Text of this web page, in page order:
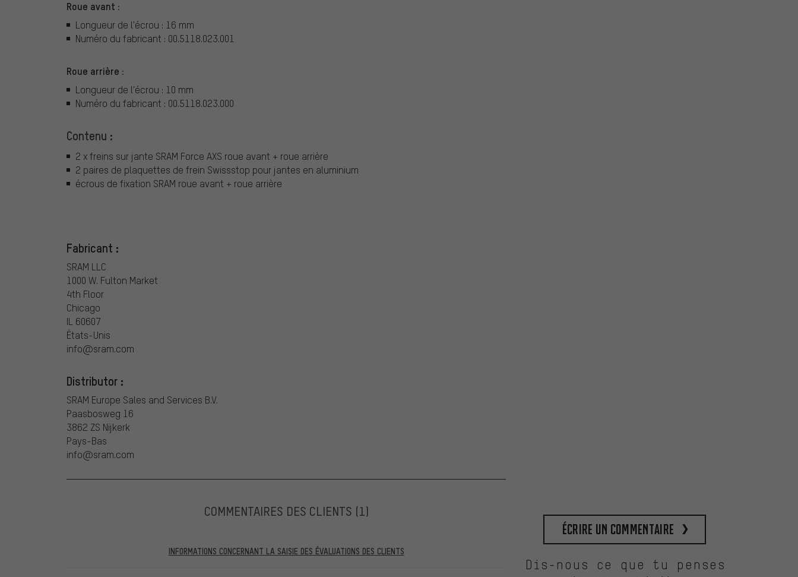
Roue avant :
Longueur de l'écrou : 16 mm
Numéro du fabricant : 00.5118.023.001
Roue arrière :
Longueur de l'écrou : 10 mm
Numéro du fabricant : 00.5118.023.000
Contenu :
2 x freins sur jante SRAM Force AXS roue avant + roue arrière
2 paires de plaquettes de frein Swissstop pour jantes en aluminium
écrous de fixation SRAM roue avant + roue arrière
Fabricant :
SRAM LLC
1000 W. Fulton Market
4th Floor
Chicago
IL 60607
États-Unis
info@sram.com
Distributor :
SRAM Europe Sales and Services B.V.
Paasbosweg 16
3862 ZS Nijkerk
Pays-Bas
info@sram.com
COMMENTAIRES DES CLIENTS (1)
INFORMATIONS CONCERNANT LA SAISIE DES ÉVALUATIONS DES CLIENTS
Écrire un commentaire
Dis-nous ce que tu penses